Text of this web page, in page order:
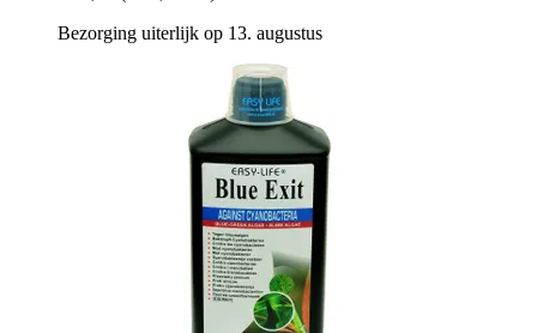
Bezorging uiterlijk op 13. augustus